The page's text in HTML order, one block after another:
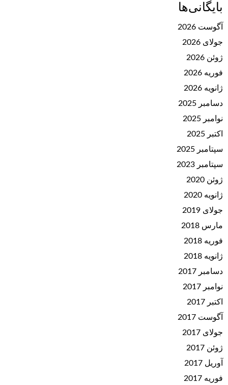
بایگانی‌ها
آگوست 2026
جولای 2026
ژوئن 2026
فوریه 2026
ژانویه 2026
دسامبر 2025
نوامبر 2025
اکتبر 2025
سپتامبر 2025
سپتامبر 2023
ژوئن 2020
ژانویه 2020
جولای 2019
مارس 2018
فوریه 2018
ژانویه 2018
دسامبر 2017
نوامبر 2017
اکتبر 2017
آگوست 2017
جولای 2017
ژوئن 2017
آوریل 2017
فوریه 2017